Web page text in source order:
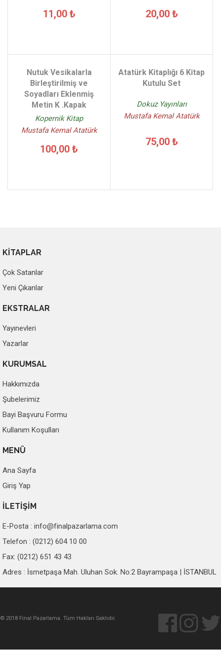
11,00 ₺ 20,00 ₺
Nutuk Vesikalarla
Birleştirilmiş ve
Soyadları Eklenmiş
Metin K .Kapak
Kopernik Kitap
Mustafa Kemal Atatürk
100,00 ₺
Atatürk Kitaplığı 6 Kitap
Kutulu Set
Dokuz Yayınları
Mustafa Kemal Atatürk
75,00 ₺
KİTAPLAR
Çok Satanlar
Yeni Çıkanlar
EKSTRALAR
Yayınevleri
Yazarlar
KURUMSAL
Hakkımızda
Şubelerimiz
Bayi Başvuru Formu
Kullanım Koşulları
MENÜ
Ana Sayfa
Giriş Yap
İLETİŞİM
E-Posta : info@finalpazarlama.com
Telefon : (0212) 604 10 00
Fax: (0212) 651 43 43
Adres : İsmetpaşa Mah. Uluhan Sok. No:2 Bayrampaşa | İSTANBUL
© 2018 Final Pazarlama. Tüm Hakları Saklıdır.